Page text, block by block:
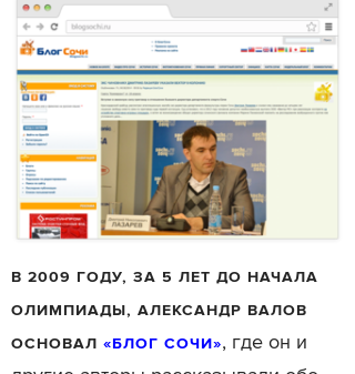
В 2009 ГОДУ, ЗА 5 ЛЕТ ДО НАЧАЛА
ОЛИМПИАДЫ, АЛЕКСАНДР ВАЛОВ
ОСНОВАЛ «БЛОГ СОЧИ», где он и